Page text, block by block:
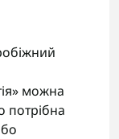
можна
потрібна